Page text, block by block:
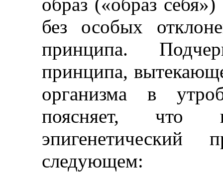
без особых
принципа.
принципа,
организма в
поясняет, что
эпигенетический
следующем: